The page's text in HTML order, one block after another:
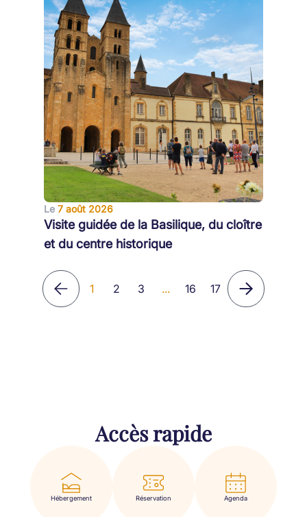
Le 7 août 2026
Visite guidée de la Basilique, du cloître
et du centre historique
1 2 3 ... 16 17
Accès rapide
Hébergement Réservation Agenda